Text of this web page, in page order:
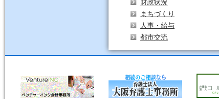
財政状況
まちづくり
人事・給与
都市交流